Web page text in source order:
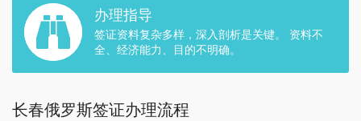
办理指导
签证资料复杂多样，深入剖析是关键。 资料不
全、经济能力、目的不明确。
长春俄罗斯签证办理流程